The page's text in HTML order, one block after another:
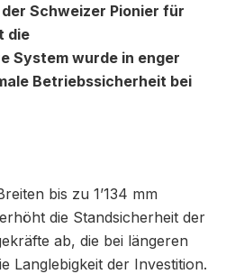
Schweizer Pionier für
die
System wurde in enger
Betriebssicherheit bei
bis zu 1’134 mm
die Standsicherheit der
ab, die bei längeren
Langlebigkeit der Investition.